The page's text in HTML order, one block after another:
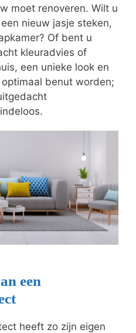
moet renoveren. Wilt u
nieuw jasje steken,
Of bent u
kleuradvies of
een unieke look en
benut worden;
een
heeft zo zijn eigen